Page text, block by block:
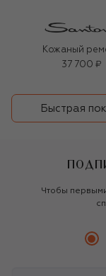
Кожаный
37 700 ₽
Быстрая
Чтобы